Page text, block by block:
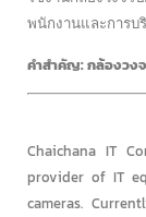
พนักงานและการบ
คำสำคัญ: กล้องวง
Chaichana IT
provider of IT
cameras.